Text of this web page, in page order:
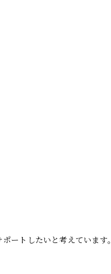
ートしたいと考えています。